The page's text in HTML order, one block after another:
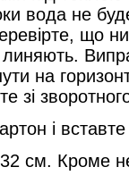
вода не
що
на
зі
і
см. Кроме